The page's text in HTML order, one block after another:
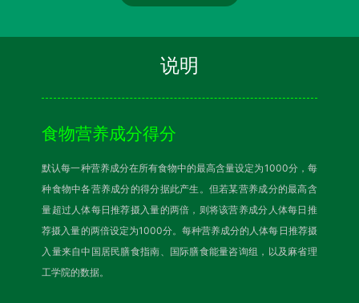
说明
食物营养成分得分
默认每一种营养成分在所有食物中的最高含量设定为1000分，每
种食物中各营养成分的得分据此产生。但若某营养成分的最高含
量超过人体每日推荐摄入量的两倍，则将该营养成分人体每日推
荐摄入量的两倍设定为1000分。每种营养成分的人体每日推荐摄
入量来自中国居民膳食指南、国际膳食能量咨询组，以及麻省理
工学院的数据。